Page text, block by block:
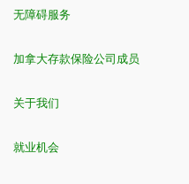
无障碍服务
加拿大存款保险公司成员
关于我们
就业机会